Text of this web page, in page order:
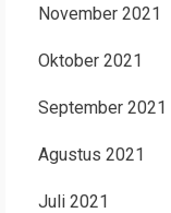
November 2021
Oktober 2021
September 2021
Agustus 2021
Juli 2021